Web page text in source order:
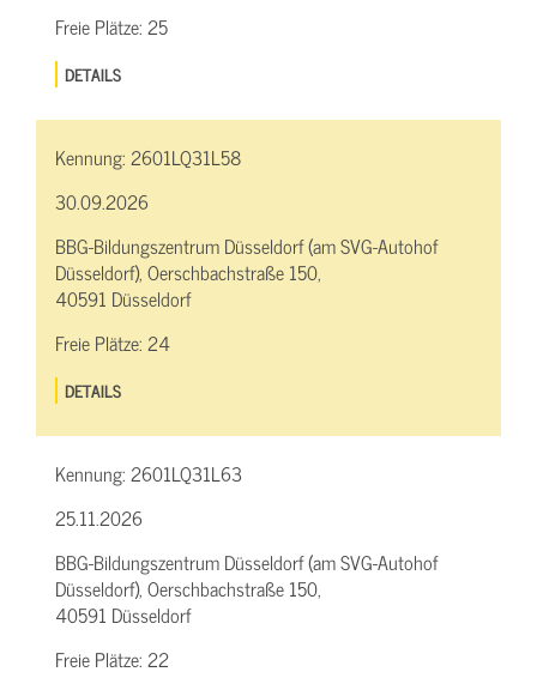
Freie Plätze:25
DETAILS
Kennung:2601LQ31L58
30.09.2026
BBG-Bildungszentrum Düsseldorf (am SVG-Autohof
Düsseldorf), Oerschbachstraße 150,
40591 Düsseldorf
Freie Plätze:24
DETAILS
Kennung:2601LQ31L63
25.11.2026
BBG-Bildungszentrum Düsseldorf (am SVG-Autohof
Düsseldorf), Oerschbachstraße 150,
40591 Düsseldorf
Freie Plätze:22